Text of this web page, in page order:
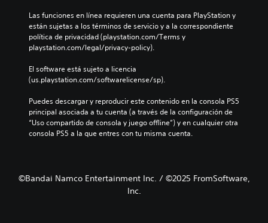
Las funciones en línea requieren una cuenta para PlayStation y
están sujetas a los términos de servicio y a la correspondiente
política de privacidad (playstation.com/Terms y
playstation.com/legal/privacy-policy).
El software está sujeto a licencia
(us.playstation.com/softwarelicense/sp).
Puedes descargar y reproducir este contenido en la consola PS5
principal asociada a tu cuenta (a través de la configuración de
“Uso compartido de consola y juego offline”) y en cualquier otra
consola PS5 a la que entres con tu misma cuenta.
©Bandai Namco Entertainment Inc. / ©2025 FromSoftware,
Inc.